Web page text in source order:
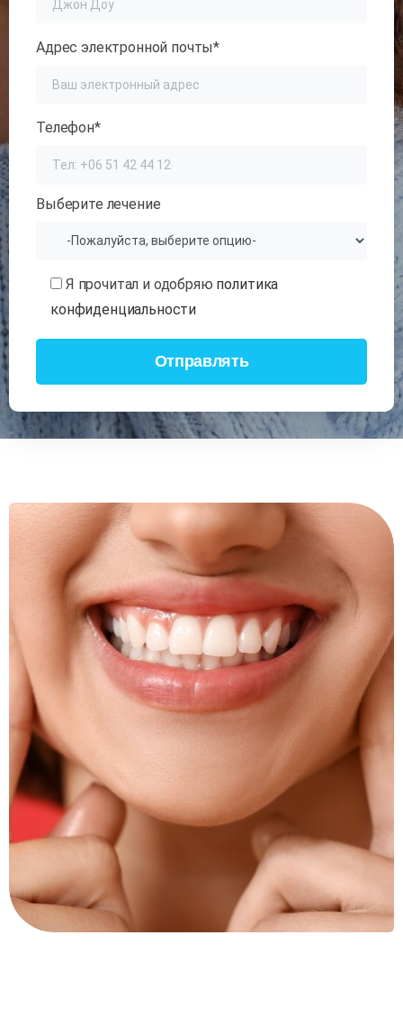
Адрес электронной почты*
Телефон*
Выберите лечение
Я прочитал и одобряю политика
конфиденциальности